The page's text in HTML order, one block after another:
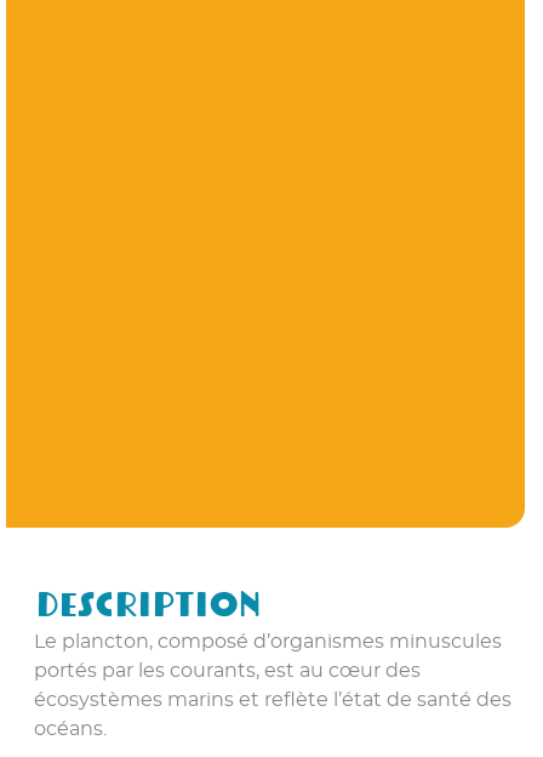
Description
Le plancton, composé d’organismes minuscules
portés par les courants, est au cœur des
écosystèmes marins et reflète l’état de santé des
océans.